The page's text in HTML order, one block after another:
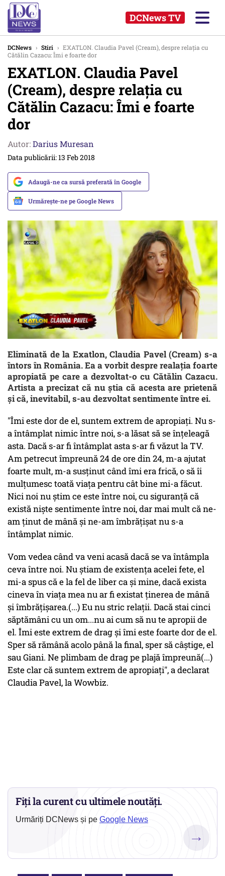
DCNews TV
DCNews › Stiri › EXATLON. Claudia Pavel (Cream), despre relația cu
Cătălin Cazacu: Îmi e foarte dor
EXATLON. Claudia Pavel
(Cream), despre relația cu
Cătălin Cazacu: Îmi e foarte
dor
Autor:Darius Muresan
Data publicării: 13 Feb 2018
Adaugă-ne ca sursă preferată în Google
Urmărește-ne pe Google News
Eliminată de la Exatlon, Claudia Pavel (Cream) s-a
întors în România. Ea a vorbit despre realația foarte
apropiată pe care a dezvoltat-o cu Cătălin Cazacu.
Artista a precizat că nu știa că acesta are prietenă
și că, inevitabil, s-au dezvoltat sentimente între ei.
"Îmi este dor de el, suntem extrem de apropiaţi. Nu s-
a întâmplat nimic între noi, s-a lăsat să se înţeleagă
asta. Dacă s-ar fi întâmplat asta s-ar fi văzut la TV.
Am petrecut împreună 24 de ore din 24, m-a ajutat
foarte mult, m-a susţinut când îmi era frică, o să îi
mulţumesc toată viaţa pentru cât bine mi-a făcut.
Nici noi nu ştim ce este între noi, cu siguranţă că
există nişte sentimente între noi, dar mai mult că ne-
am ţinut de mână şi ne-am îmbrăţişat nu s-a
întâmplat nimic.
Vom vedea când va veni acasă dacă se va întâmpla
ceva între noi. Nu ştiam de existenţa acelei fete, el
mi-a spus că e la fel de liber ca şi mine, dacă exista
cineva în viaţa mea nu ar fi existat ţinerea de mână
şi îmbrăţişarea.(...) Eu nu stric relaţii. Dacă stai cinci
săptămâni cu un om...nu ai cum să nu te apropii de
el. Îmi este extrem de drag şi îmi este foarte dor de el.
Sper să rămână acolo până la final, sper să câştige, el
sau Giani. Ne plimbam de drag pe plajă împreună(...)
Este clar că suntem extrem de apropiaţi", a declarat
Claudia Pavel, la Wowbiz.
Fiți la curent cu ultimele noutăți.
Urmăriți DCNews și pe Google News
→